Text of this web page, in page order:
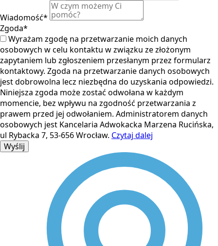
Wiadomość*
Zgoda*
Wyrażam zgodę na przetwarzanie moich danych
osobowych w celu kontaktu w związku ze złożonym
zapytaniem lub zgłoszeniem przesłanym przez formularz
kontaktowy. Zgoda na przetwarzanie danych osobowych
jest dobrowolna lecz niezbędna do uzyskania odpowiedzi.
Niniejsza zgoda może zostać odwołana w każdym
momencie, bez wpływu na zgodność przetwarzania z
prawem przed jej odwołaniem. Administratorem danych
osobowych jest Kancelaria Adwokacka Marzena Rucińska,
ul Rybacka 7, 53-656 Wrocław. Czytaj dalej
Wyślij